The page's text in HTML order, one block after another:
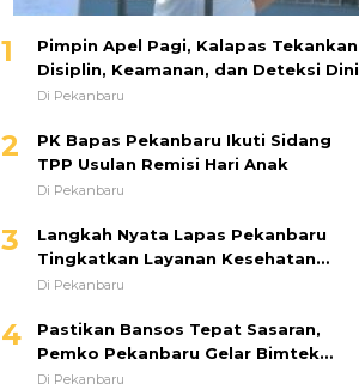
1
Pimpin Apel Pagi, Kalapas Tekankan
Disiplin, Keamanan, dan Deteksi Dini
Di Pekanbaru
2
PK Bapas Pekanbaru Ikuti Sidang
TPP Usulan Remisi Hari Anak
Di Pekanbaru
3
Langkah Nyata Lapas Pekanbaru
Tingkatkan Layanan Kesehatan
Melalui Program Prolanis
Di Pekanbaru
4
Pastikan Bansos Tepat Sasaran,
Pemko Pekanbaru Gelar Bimtek
DTSEN Bagi Operator Puskessos
Di Pekanbaru